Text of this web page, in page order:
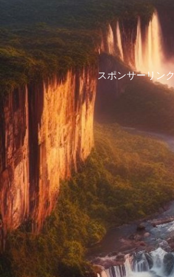
スポンサーリンク